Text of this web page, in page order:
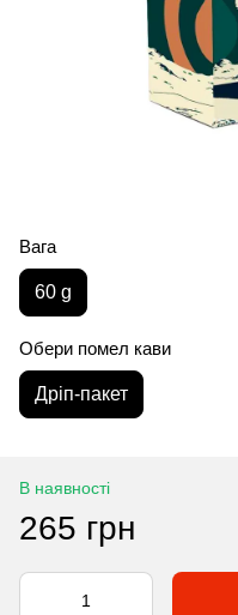
Вага
60 g
Обери помел кави
Дріп-пакет
В наявності
265 грн